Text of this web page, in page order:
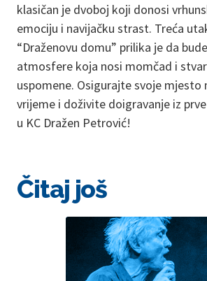
klasičan je dvoboj koji donosi
emociju i navijačku strast. Treća
“Draženovu domu” prilika je da
atmosfere koja nosi momčad i
uspomene. Osigurajte svoje mjesto
vrijeme i doživite doigravanje iz
u KC Dražen Petrović!
Čitaj još